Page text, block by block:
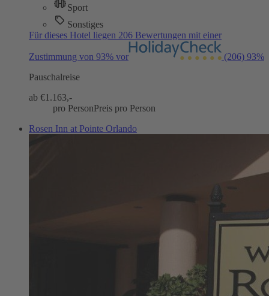
Sport
Sonstiges
Für dieses Hotel liegen 206 Bewertungen mit einer
Zustimmung von 93% vor (206) 93%
Pauschalreise
ab €1.163,-
pro PersonPreis pro Person
Rosen Inn at Pointe Orlando